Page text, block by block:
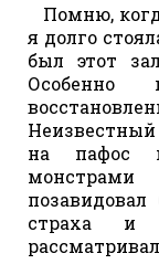
Помню,
я долго
был этот
Особенно
на пафос
страха и